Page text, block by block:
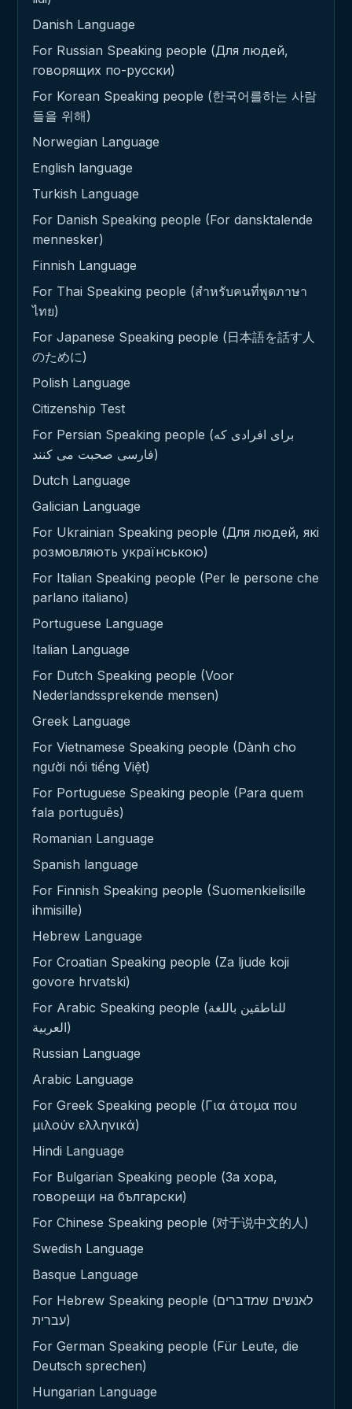
Danish Language
For Russian Speaking people (Для людей,
говорящих по-русски)
For Korean Speaking people (한국어를하는 사람
들을 위해)
Norwegian Language
English language
Turkish Language
For Danish Speaking people (For dansktalende
mennesker)
Finnish Language
For Thai Speaking people (สำหรับคนที่พูดภาษา
ไทย)
For Japanese Speaking people (日本語を話す人
のために)
Polish Language
Citizenship Test
For Persian Speaking people (برای افرادی که
فارسی صحبت می کنند)
Dutch Language
Galician Language
For Ukrainian Speaking people (Для людей, які
розмовляють українською)
For Italian Speaking people (Per le persone che
parlano italiano)
Portuguese Language
Italian Language
For Dutch Speaking people (Voor
Nederlandssprekende mensen)
Greek Language
For Vietnamese Speaking people (Dành cho
người nói tiếng Việt)
For Portuguese Speaking people (Para quem
fala português)
Romanian Language
Spanish language
For Finnish Speaking people (Suomenkielisille
ihmisille)
Hebrew Language
For Croatian Speaking people (Za ljude koji
govore hrvatski)
For Arabic Speaking people (للناطقين باللغة
العربية)
Russian Language
Arabic Language
For Greek Speaking people (Για άτομα που
μιλούν ελληνικά)
Hindi Language
For Bulgarian Speaking people (За хора,
говорещи на български)
For Chinese Speaking people (对于说中文的人)
Swedish Language
Basque Language
For Hebrew Speaking people (לאנשים שמדברים
עברית)
For German Speaking people (Für Leute, die
Deutsch sprechen)
Hungarian Language